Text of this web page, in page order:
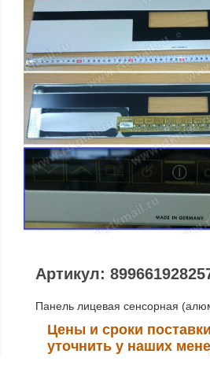
Артикул:
Панель лицевая сенсорная
Цены и сроки
уточнить у наших